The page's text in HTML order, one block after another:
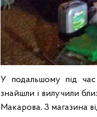
У подальшому під
знайшли і вилучили
Макарова, 3 магазина